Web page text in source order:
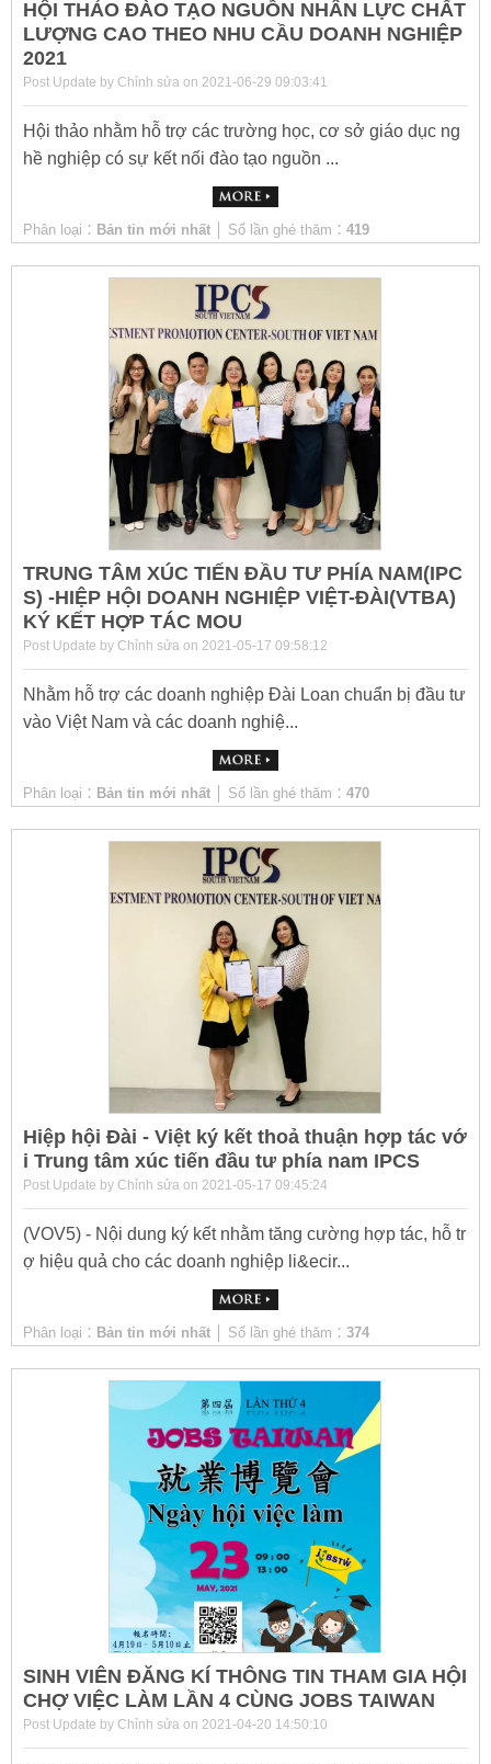
HỘI THẢO ĐÀO TẠO NGUỒN NHÂN LỰC CHẤT
LƯỢNG CAO THEO NHU CẦU DOANH NGHIỆP
2021
Post Update by Chỉnh sửa on 2021-06-29 09:03:41
Hội thảo nhằm hỗ trợ các trường học, cơ sở giáo dục ng
hề nghiệp có sự kết nối đào tạo nguồn ...
Phân loại： Bản tin mới nhất │ Số lần ghé thăm： 419
TRUNG TÂM XÚC TIẾN ĐẦU TƯ PHÍA NAM(IPC
S) -HIỆP HỘI DOANH NGHIỆP VIỆT-ĐÀI(VTBA)
KÝ KẾT HỢP TÁC MOU
Post Update by Chỉnh sửa on 2021-05-17 09:58:12
Nhằm hỗ trợ các doanh nghiệp Đài Loan chuẩn bị đầu tư
vào Việt Nam và các doanh nghiệ...
Phân loại： Bản tin mới nhất │ Số lần ghé thăm： 470
Hiệp hội Đài - Việt ký kết thoả thuận hợp tác vớ
i Trung tâm xúc tiến đầu tư phía nam IPCS
Post Update by Chỉnh sửa on 2021-05-17 09:45:24
(VOV5) - Nội dung ký kết nhằm tăng cường hợp tác, hỗ tr
ợ hiệu quả cho các doanh nghiệp li&ecir...
Phân loại： Bản tin mới nhất │ Số lần ghé thăm： 374
SINH VIÊN ĐĂNG KÍ THÔNG TIN THAM GIA HỘI
CHỢ VIỆC LÀM LẦN 4 CÙNG JOBS TAIWAN
Post Update by Chỉnh sửa on 2021-04-20 14:50:10